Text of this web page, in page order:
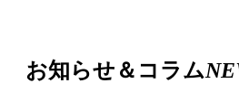
お知らせ＆コラム